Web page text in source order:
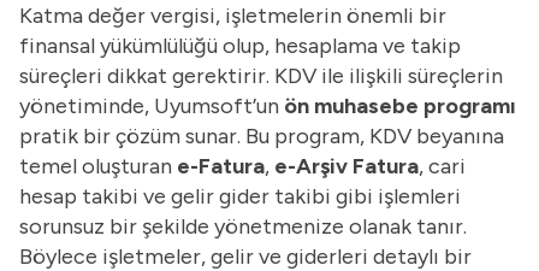
Katma değer vergisi, işletmelerin önemli bir
finansal yükümlülüğü olup, hesaplama ve takip
süreçleri dikkat gerektirir. KDV ile ilişkili süreçlerin
yönetiminde, Uyumsoft’un ön muhasebe programı
pratik bir çözüm sunar. Bu program, KDV beyanına
temel oluşturan e-Fatura, e-Arşiv Fatura, cari
hesap takibi ve gelir gider takibi gibi işlemleri
sorunsuz bir şekilde yönetmenize olanak tanır.
Böylece işletmeler, gelir ve giderleri detaylı bir